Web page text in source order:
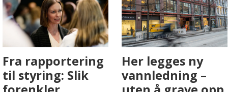
Fenistra endrer
eiendomsbransjen
Det er i
Drammen det